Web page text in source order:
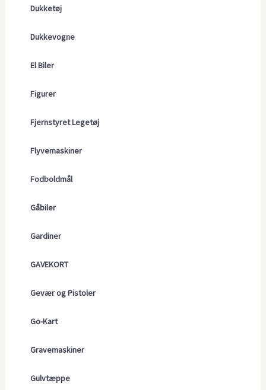
Dukketøj
Dukkevogne
El Biler
Figurer
Fjernstyret Legetøj
Flyvemaskiner
Fodboldmål
Gåbiler
Gardiner
GAVEKORT
Gevær og Pistoler
Go-Kart
Gravemaskiner
Gulvtæppe